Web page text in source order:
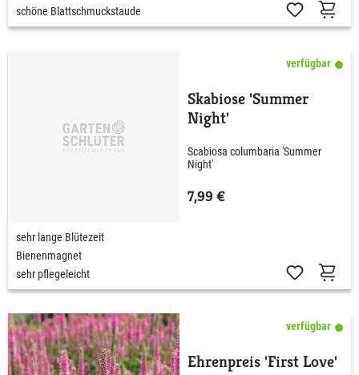
schöne Blattschmuckstaude
verfügbar
Skabiose 'Summer
Night'
Scabiosa columbaria 'Summer
Night'
7,99 €
sehr lange Blütezeit
Bienenmagnet
sehr pflegeleicht
verfügbar
Ehrenpreis 'First Love'